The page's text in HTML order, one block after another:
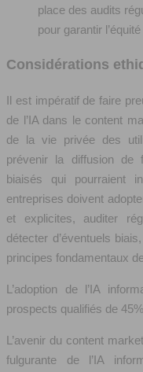
place des audits
pour garantir
Considérations
Il est impératif de faire
de l’IA dans le content
de la vie privée des
prévenir la diffusion de
biaisés qui pourraient
entreprises doivent
et explicites, auditer
détecter d’éventuels
principes fondamentaux de
L’adoption de l’IA
prospects qualifiés de
L’avenir du content
fulgurante de l’IA